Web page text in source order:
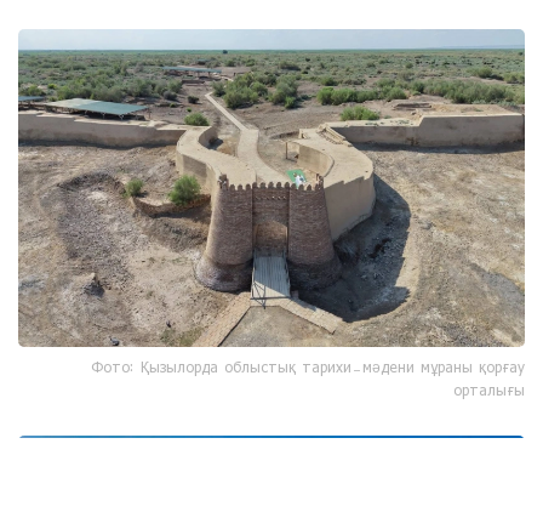
Фото: Қызылорда облыстық тарихи-мәдени мұраны қорғау
орталығы